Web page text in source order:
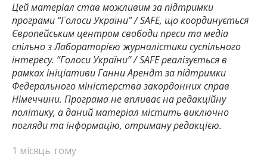
Цей матеріал став можливим за підтримки
програми “Голоси України” / SAFE, що координується
Європейським центром свободи преси та медіа
спільно з Лабораторією журналістики суспільного
інтересу. “Голоси України” / SAFE реалізується в
рамках ініціативи Ганни Арендт за підтримки
Федерального міністерства закордонних справ
Німеччини. Програма не впливає на редакційну
політику, а даний матеріал містить виключно
погляди та інформацію, отриману редакцією.
1 місяць тому